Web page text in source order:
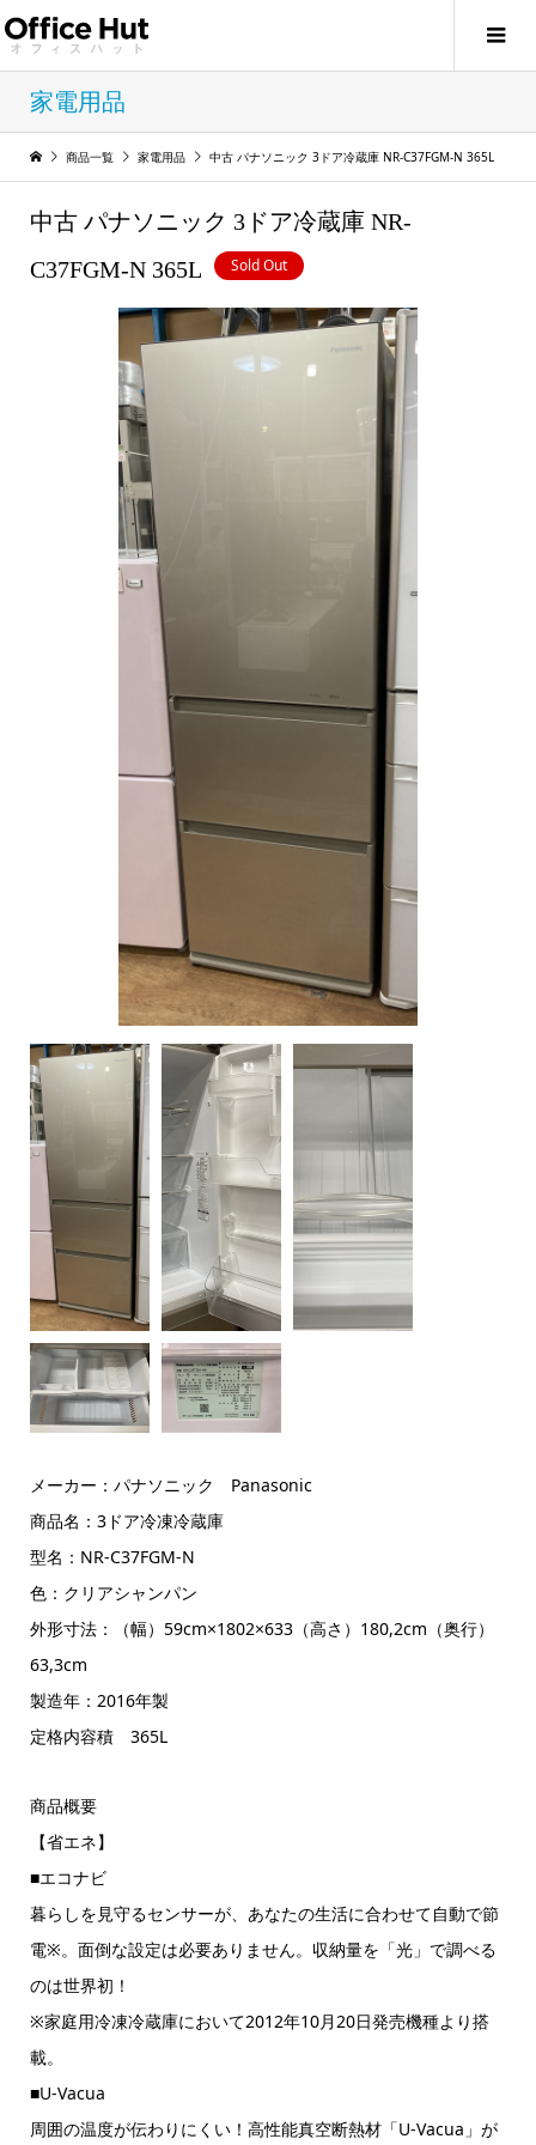
家電用品
商品一覧 家電用品 中古 パナソニック 3ドア冷蔵庫 NR-C37FGM-N 365L
中古 パナソニック 3ドア冷蔵庫 NR-
C37FGM-N 365L
Sold Out
メーカー：パナソニック Panasonic
商品名：3ドア冷凍冷蔵庫
型名：NR-C37FGM-N
色：クリアシャンパン
外形寸法：（幅）59cm×1802×633（高さ）180,2cm（奥行）
63,3cm
製造年：2016年製
定格内容積 365L
商品概要
【省エネ】
■エコナビ
暮らしを見守るセンサーが、あなたの生活に合わせて自動で節
電※。面倒な設定は必要ありません。収納量を「光」で調べる
のは世界初！
※家庭用冷凍冷蔵庫において2012年10月20日発売機種より搭
載。
■U-Vacua
周囲の温度が伝わりにくい！高性能真空断熱材「U-Vacua」が